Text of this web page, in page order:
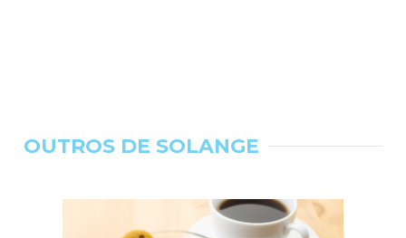
OUTROS DE SOLANGE